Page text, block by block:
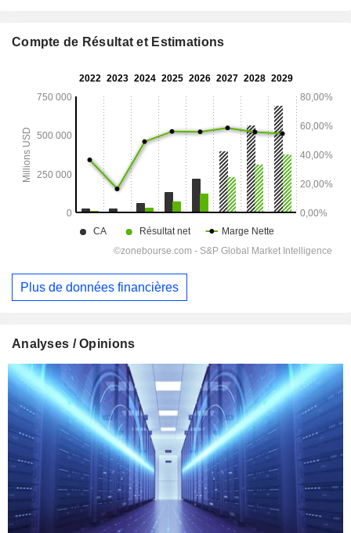
Compte de Résultat et Estimations
Plus de données financières
Analyses / Opinions